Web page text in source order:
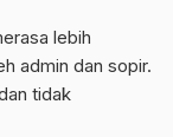
lebih
admin dan sopir.
tidak